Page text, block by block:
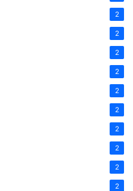
2
2
2
2
2
2
2
2
2
2